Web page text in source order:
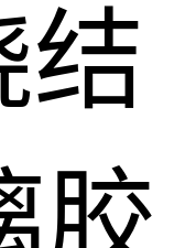
结
胶